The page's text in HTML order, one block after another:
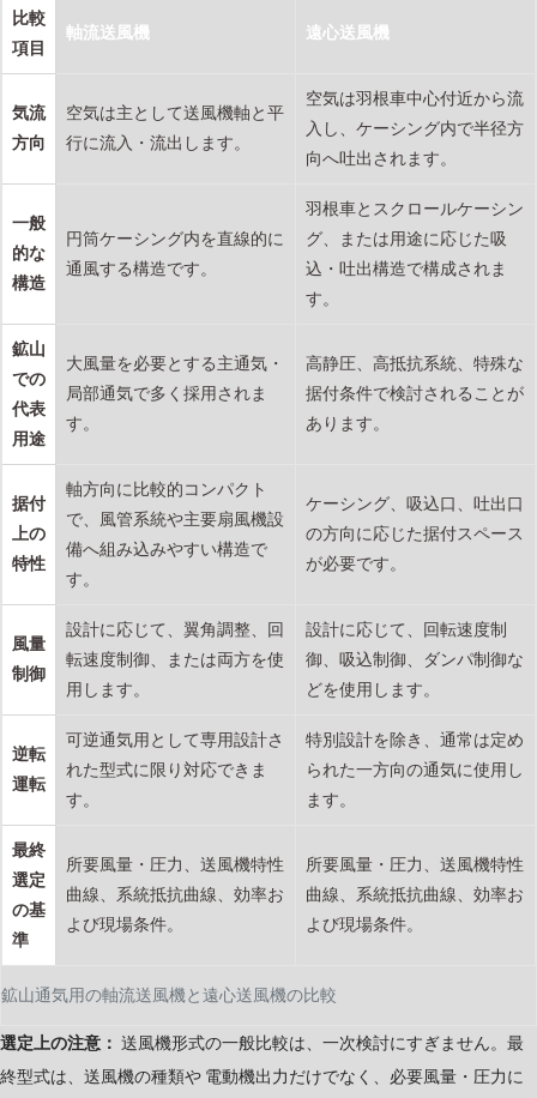
鉱山通気用の軸流送風機と遠心送風機の比較
比較
項目
軸流送風機 遠心送風機
気流
方向
空気は主として送風機軸と平
行に流入・流出します。
空気は羽根車中心付近から流
入し、ケーシング内で半径方
向へ吐出されます。
一般
的な
構造
円筒ケーシング内を直線的に
通風する構造です。
羽根車とスクロールケーシン
グ、または用途に応じた吸
込・吐出構造で構成されま
す。
鉱山
での
代表
用途
大風量を必要とする主通気・
局部通気で多く採用されま
す。
高静圧、高抵抗系統、特殊な
据付条件で検討されることが
あります。
据付
上の
特性
軸方向に比較的コンパクト
で、風管系統や主要扇風機設
備へ組み込みやすい構造で
す。
ケーシング、吸込口、吐出口
の方向に応じた据付スペース
が必要です。
風量
制御
設計に応じて、翼角調整、回
転速度制御、または両方を使
用します。
設計に応じて、回転速度制
御、吸込制御、ダンパ制御な
どを使用します。
逆転
運転
可逆通気用として専用設計さ
れた型式に限り対応できま
す。
特別設計を除き、通常は定め
られた一方向の通気に使用し
ます。
最終
選定
の基
準
所要風量・圧力、送風機特性
曲線、系統抵抗曲線、効率お
よび現場条件。
所要風量・圧力、送風機特性
曲線、系統抵抗曲線、効率お
よび現場条件。
選定上の注意： 送風機形式の一般比較は、一次検討にすぎません。最
終型式は、送風機の種類や 電動機出力だけでなく、必要風量・圧力に